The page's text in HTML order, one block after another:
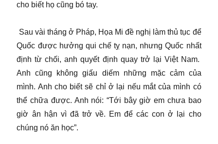
cho biết họ cũng bó tay.
Sau vài tháng ở Pháp, Họa Mi đề nghị làm thủ tục để
Quốc được hưởng qui chế tỵ nạn, nhưng Quốc nhất
định từ chối, anh quyết định quay trở lại Việt Nam.
Anh cũng không giấu diếm những mặc cảm của
mình. Anh cho biết sẽ chỉ ở lại nếu mắt của mình có
thể chữa được. Anh nói: “Tới bây giờ em chưa bao
giờ ân hận vì đã trở về. Em để các con ở lại cho
chúng nó ăn học”.